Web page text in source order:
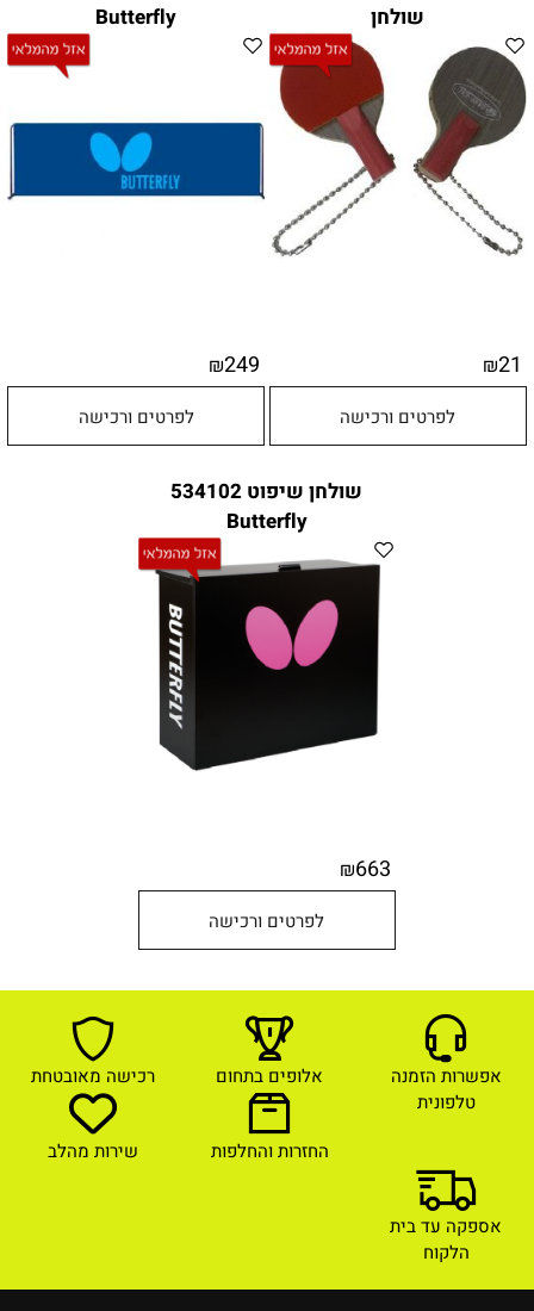
שולחן
₪21
לפרטים ורכישה
Butterfly
₪249
לפרטים ורכישה
שולחן שיפוט 534102
Butterfly
₪663
לפרטים ורכישה
אפשרות הזמנה
טלפונית
אלופים בתחום רכישה מאובטחת
החזרות והחלפות שירות מהלב
אספקה עד בית
הלקוח